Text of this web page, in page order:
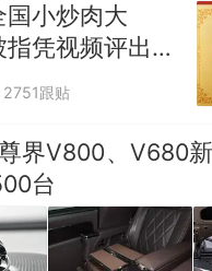
小炒肉大
凭视频评出
2751跟贴
界V800、V680
台